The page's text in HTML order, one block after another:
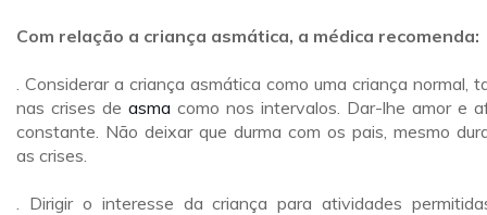
Com relação a criança asmática, a médica recomenda:
. Considerar a criança asmática como uma criança normal,
nas crises de asma como nos intervalos. Dar-lhe amor e
constante. Não deixar que durma com os pais, mesmo
as crises.
. Dirigir o interesse da criança para atividades